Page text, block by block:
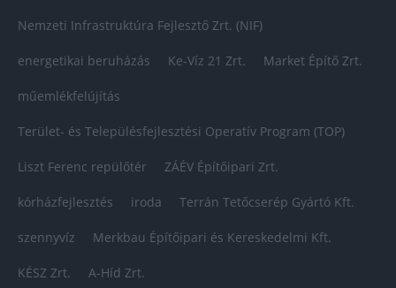
Nemzeti Infrastruktúra Fejlesztő Zrt. (NIF)
energetikai beruházás Ke-Víz 21 Zrt. Market Építő Zrt.
műemlékfelújítás
Terület- és Településfejlesztési Operatív Program (TOP)
Liszt Ferenc repülőtér ZÁÉV Építőipari Zrt.
kórházfejlesztés iroda Terrán Tetőcserép Gyártó Kft.
szennyvíz Merkbau Építőipari és Kereskedelmi Kft.
KÉSZ Zrt. A-Híd Zrt.